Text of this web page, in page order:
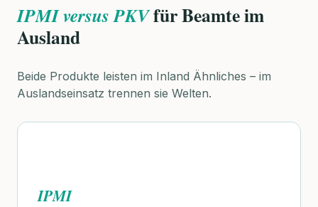
IPMI versus PKVfür Beamte im
Ausland
Beide Produkte leisten im Inland Ähnliches – im
Auslandseinsatz trennen sie Welten.
IPMI